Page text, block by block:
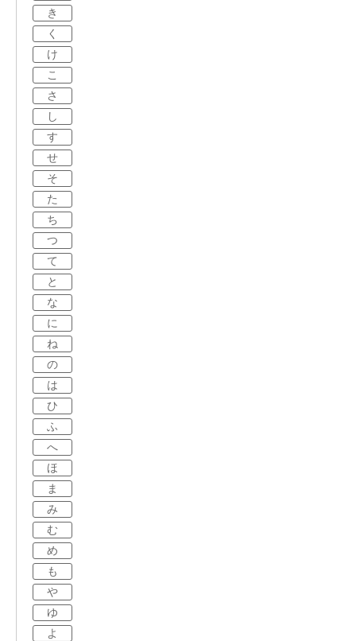
き
く
け
こ
さ
し
す
せ
そ
た
ち
つ
て
と
な
に
ね
の
は
ひ
ふ
へ
ほ
ま
み
む
め
も
や
ゆ
よ